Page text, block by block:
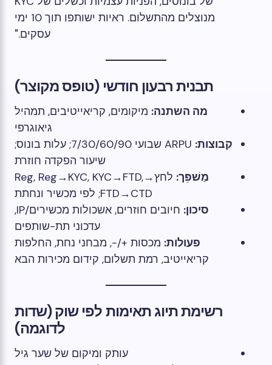
מנוצלים מהתשלום. ראיות ישותפו תוך 10 ימי
עסקים."
תבנית רבעון חודשי (טופס מקוצר)
מה השתנה: מיקומים, קריאייטיבים, תמהיל
גיאוגרפי
קבוצות:
ARPU שבועי 7/30/60/90; עלות בונוס;
שיעור הפקדה חוזרת
מַשׁפֵּך:
לחץ→Reg, Reg→KYC, KYC→FTD,
FTD→CTD; לפי מכשיר ונחתת
סיכון:
חיובים חוזרים, אשכולות מכשירים/IP,
עדכוני תת-שותפים
פעולות: מכסות +/-, מבחני נחת, החלפות
קריאייטיב, רמת תשלום, קידום מכירות הבא
רשימת תיוג תאימות לפי שוק (שדות
לדוגמה)
עותק ומיקום של שער גיל